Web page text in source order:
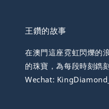
王鑽的故事
在澳門這座霓虹閃爍的
的珠寶，為每段時刻鐫
Wechat: